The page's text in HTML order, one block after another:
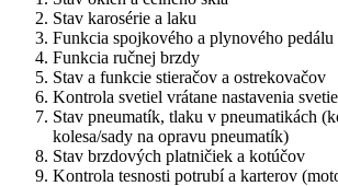
Stav karosérie a laku
Funkcia spojkového a plynového pedálu
Funkcia ručnej brzdy
Stav a funkcie stieračov a ostrekovačov
Kontrola svetiel vrátane nastavenia
Stav pneumatík, tlaku v pneumatikách
kolesa/sady na opravu pneumatík)
Stav brzdových platničiek a kotúčov
Kontrola tesnosti potrubí a karterov